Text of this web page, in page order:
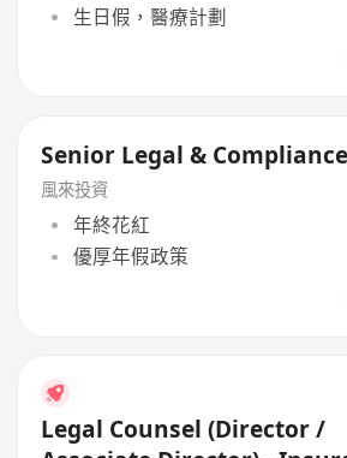
生日假，醫療計劃
Senior Legal &
風來投資
年終花紅
優厚年假政策
Legal Counsel (Director /